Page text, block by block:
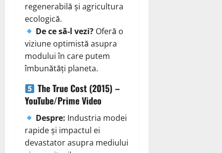
regenerabilă și agricultura
ecologică.
De ce să-l vezi? Oferă o
viziune optimistă asupra
modului în care putem
îmbunătăți planeta.
The True Cost (2015) –
YouTube/Prime Video
Despre: Industria modei
rapide și impactul ei
devastator asupra mediului